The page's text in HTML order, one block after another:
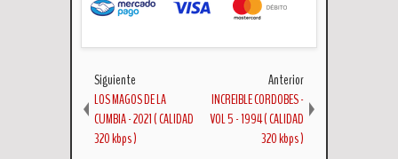
Siguiente
LOS MAGOS DE LA
CUMBIA - 2021 ( CALIDAD
320 kbps )
Anterior
INCREIBLE CORDOBES -
VOL 5 - 1994 ( CALIDAD
320 kbps )